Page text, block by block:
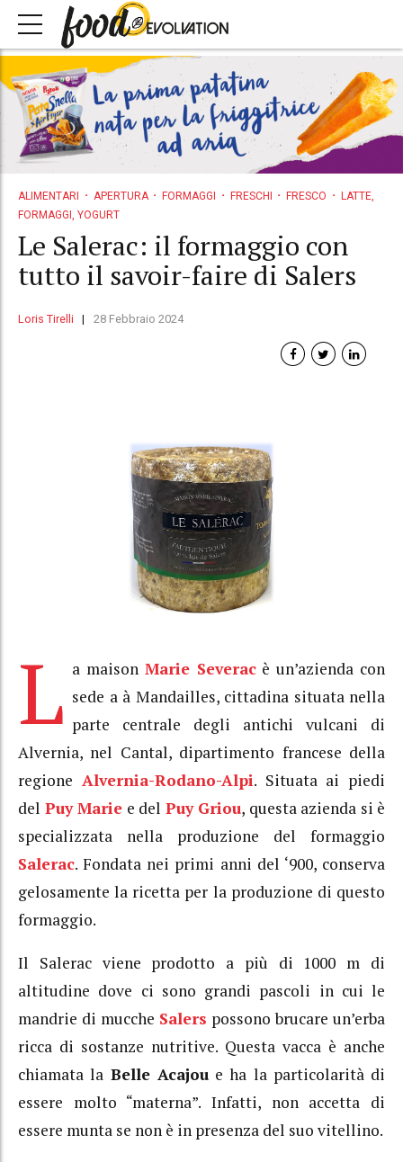
ALIMENTARI APERTURA FORMAGGI FRESCHI FRESCO
LATTE,
FORMAGGI, YOGURT
Le Salerac: il formaggio con
tutto il savoir-faire di Salers
Loris Tirelli 28 Febbraio 2024
L a maison Marie Severacè un’azienda con
sede a à Mandailles, cittadina situata nella
parte centrale degli antichi vulcani di
Alvernia, nel Cantal, dipartimento francese della
regione Alvernia-Rodano-Alpi. Situata ai piedi
del Puy Marie e del Puy Griou, questa azienda si è
specializzata nella produzione del formaggio
Salerac. Fondata nei primi anni del ‘900, conserva
gelosamente la ricetta per la produzione di questo
formaggio.
Il Salerac viene prodotto a più di 1000 m di
altitudine dove ci sono grandi pascoli in cui le
mandrie di mucche Salers possono brucare un’erba
ricca di sostanze nutritive. Questa vacca è anche
chiamata la Belle Acajoue ha la particolarità di
essere molto “materna”. Infatti, non accetta di
essere munta se non è in presenza del suo vitellino.